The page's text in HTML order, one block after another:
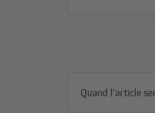
Quand l'article